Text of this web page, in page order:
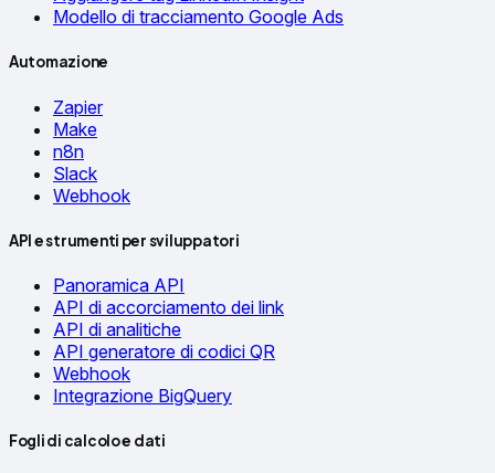
Modello di tracciamento Google Ads
Automazione
Zapier
Make
n8n
Slack
Webhook
API e strumenti per sviluppatori
Panoramica API
API di accorciamento dei link
API di analitiche
API generatore di codici QR
Webhook
Integrazione BigQuery
Fogli di calcolo e dati